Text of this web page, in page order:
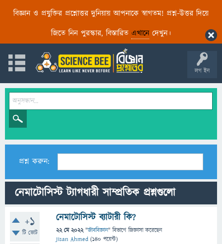
বিজ্ঞান ও প্রযুক্তির প্রশ্নোত্তর দুনিয়ায় আপনাকে স্বাগতম! প্রশ্ন-উত্তর দিয়ে
জিতে নিন পুরস্কার, বিস্তারিত এখানেদেখুন।
লগ ইন
প্রশ্ন করুন:
নেমাটোসিস্ট ট্যাগধারী সাম্প্রতিক প্রশ্নগুলো
+1
টি ভোট
নেমাটোসিস্ট ব্যাটারী কি?
22 মে 2022 "জীববিজ্ঞান" বিভাগে জিজ্ঞাসাকরেছেন
Jisan Ahmed (140 পয়েন্ট)